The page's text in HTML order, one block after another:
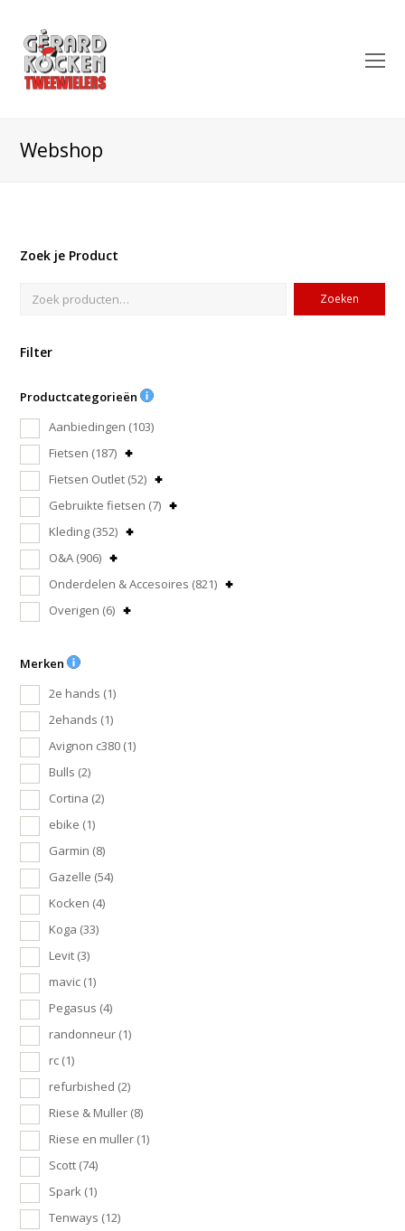
Webshop
Zoek je Product
Zoeken
Filter
Productcategorieën
Aanbiedingen (103)
Fietsen (187)
Fietsen Outlet (52)
Gebruikte fietsen (7)
Kleding (352)
O&A (906)
Onderdelen & Accesoires (821)
Overigen (6)
Merken
2e hands (1)
2ehands (1)
Avignon c380 (1)
Bulls (2)
Cortina (2)
ebike (1)
Garmin (8)
Gazelle (54)
Kocken (4)
Koga (33)
Levit (3)
mavic (1)
Pegasus (4)
randonneur (1)
rc (1)
refurbished (2)
Riese & Muller (8)
Riese en muller (1)
Scott (74)
Spark (1)
Tenways (12)